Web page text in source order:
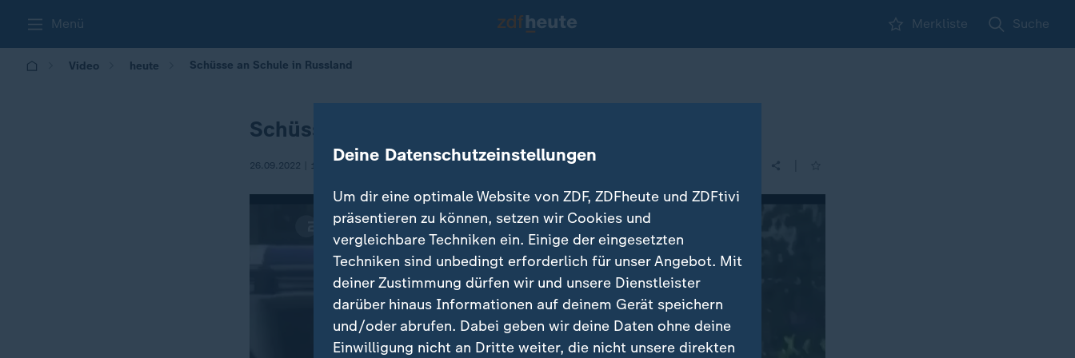
Menü Merkliste Suche
Video heute Schüsse an Schule in Russland
Schüsse an Schule in Russland
26.09.2022 | 13:09 Deine Datenschutzeinstellungen
Um dir eine optimale Website von ZDF, ZDFheute und ZDFtivi
präsentieren zu können, setzen wir Cookies und
vergleichbare Techniken ein. Einige der eingesetzten
Techniken sind unbedingt erforderlich für unser Angebot. Mit
deiner Zustimmung dürfen wir und unsere Dienstleister
darüber hinaus Informationen auf deinem Gerät speichern
und/oder abrufen. Dabei geben wir deine Daten ohne deine
Einwilligung nicht an Dritte weiter, die nicht unsere direkten